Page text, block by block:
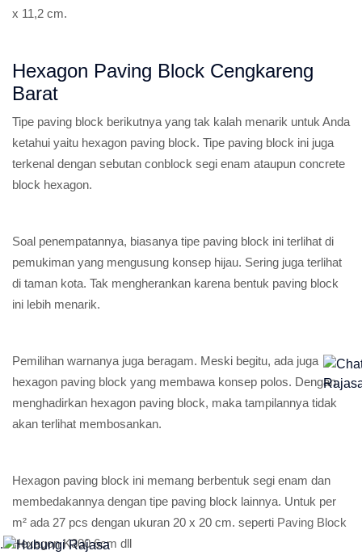
x 11,2 cm.
Hexagon Paving Block Cengkareng
Barat
Tipe paving block berikutnya yang tak kalah menarik untuk Anda
ketahui yaitu hexagon paving block. Tipe paving block ini juga
terkenal dengan sebutan conblock segi enam ataupun concrete
block hexagon.
Soal penempatannya, biasanya tipe paving block ini terlihat di
pemukiman yang mengusung konsep hijau. Sering juga terlihat
di taman kota. Tak mengherankan karena bentuk paving block
ini lebih menarik.
Pemilihan warnanya juga beragam. Meski begitu, ada juga
hexagon paving block yang membawa konsep polos. Dengan
menghadirkan hexagon paving block, maka tampilannya tidak
akan terlihat membosankan.
Hexagon paving block ini memang berbentuk segi enam dan
membedakannya dengan tipe paving block lainnya. Untuk per
m² ada 27 pcs dengan ukuran 20 x 20 cm. seperti Paving Block
Hexagon K300 6cm dll
.